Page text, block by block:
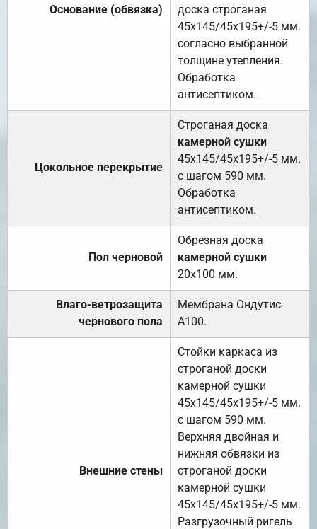
Основание (обвязка)
доска строганая
45х145/45х195+/-5 мм.
согласно выбранной
толщине утепления.
Обработка
антисептиком.
Цокольное перекрытие
Строганая доска
камерной сушки
45х145/45х195+/-5 мм.
с шагом 590 мм.
Обработка
антисептиком.
Пол черновой
Обрезная доска
камерной сушки
20х100 мм.
Влаго-ветрозащита
чернового пола
Мембрана Ондутис
А100.
Внешние стены
Стойки каркаса из
строганой доски
камерной сушки
45х145/45х195+/-5 мм.
с шагом 590 мм.
Верхняя двойная и
нижняя обвязки из
строганой доски
камерной сушки
45х145/45х195+/-5 мм.
Разгрузочный ригель